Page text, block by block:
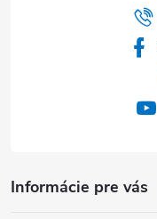
Informácie pre vás